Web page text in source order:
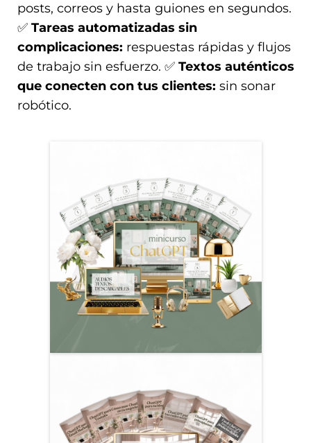
posts, correos y hasta guiones en segundos.
✅ Tareas automatizadas sin
complicaciones: respuestas rápidas y flujos
de trabajo sin esfuerzo. ✅ Textos auténticos
que conecten con tus clientes: sin sonar
robótico.